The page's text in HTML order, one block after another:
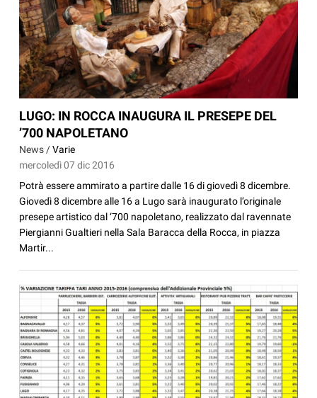
LUGO: IN ROCCA INAUGURA IL PRESEPE DEL
’700 NAPOLETANO
News /Varie
mercoledì 07 dic 2016
Potrà essere ammirato a partire dalle 16 di giovedì 8 dicembre.
Giovedì 8 dicembre alle 16 a Lugo sarà inaugurato l’originale
presepe artistico dal ‘700 napoletano, realizzato dal ravennate
Piergianni Gualtieri nella Sala Baracca della Rocca, in piazza
Martir...